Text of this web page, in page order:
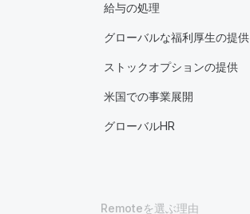
給与の処理
グローバルな福利厚生の提供
ストックオプションの提供
米国での事業展開
グローバルHR
Remoteを選ぶ理由